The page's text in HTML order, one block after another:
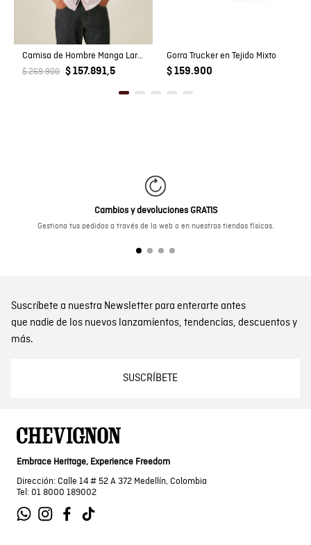
Camisa de Hombre Manga Larga Slim Fit Pato Bordado Tela Oxford en Algodón
$ 269.900 $ 157.891,5
Gorra Trucker en Tejido Mixto
$ 159.900
Cambios y devoluciones GRATIS
Gestiona tus pedidos a través de la web o en nuestras tiendas físicas.
Suscríbete a nuestra Newsletter para enterarte antes
que nadie de los nuevos lanzamientos, tendencias, descuentos y
más.
SUSCRÍBETE
Embrace Heritage, Experience Freedom
Dirección: Calle 14 # 52 A 372 Medellín, Colombia
Tel: 01 8000 189002